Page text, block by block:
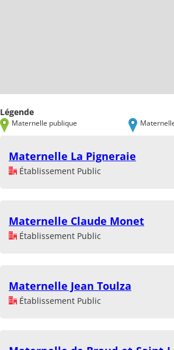
Légende
Maternelle publique
Maternelle La Pigneraie
Établissement Public
Maternelle Claude Monet
Établissement Public
Maternelle Jean Toulza
Établissement Public